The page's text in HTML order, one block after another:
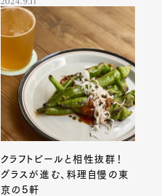
2024.9.11
クラフトビールと相性抜群！
グラスが進む、料理自慢の東
京の５軒